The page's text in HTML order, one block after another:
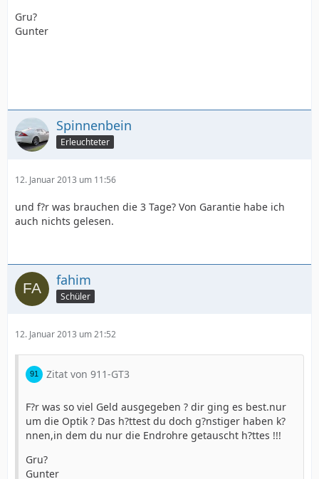
Gru?
Gunter
Spinnenbein
Erleuchteter
12. Januar 2013 um 11:56
und f?r was brauchen die 3 Tage? Von Garantie habe ich
auch nichts gelesen.
fahim
Schüler
12. Januar 2013 um 21:52
Zitat von 911-GT3
F?r was so viel Geld ausgegeben ? dir ging es best.nur
um die Optik ? Das h?ttest du doch g?nstiger haben k?
nnen,in dem du nur die Endrohre getauscht h?ttes !!!
Gru?
Gunter